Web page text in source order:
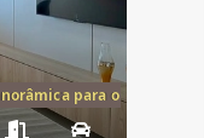
para o Mar, 2